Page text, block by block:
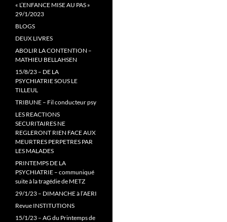
« L’ENFANCE MISE AU PAS »
29/1/2023
BLOGS
DEUX LIVRES
ABOLIR LA CONTENTION –
MATHIEU BELLAHSEN
15/8/23 – DE LA
PSYCHIATRIE SOUS LE
TILLEUL
TRIBUNE – Fil conducteur psy
LES REACTIONS
SECURITAIRES NE
REGLERONT RIEN FACE AUX
MEURTRES PERPETRES PAR
LES MALADES
PRINTEMPS DE LA
PSYCHIATRIE – communiqué
suite à la tragédie de METZ
29/1/23 – DIMANCHE à l’AERI
Revue INSTITUTIONS
15/1/23 – AG du Printemps de